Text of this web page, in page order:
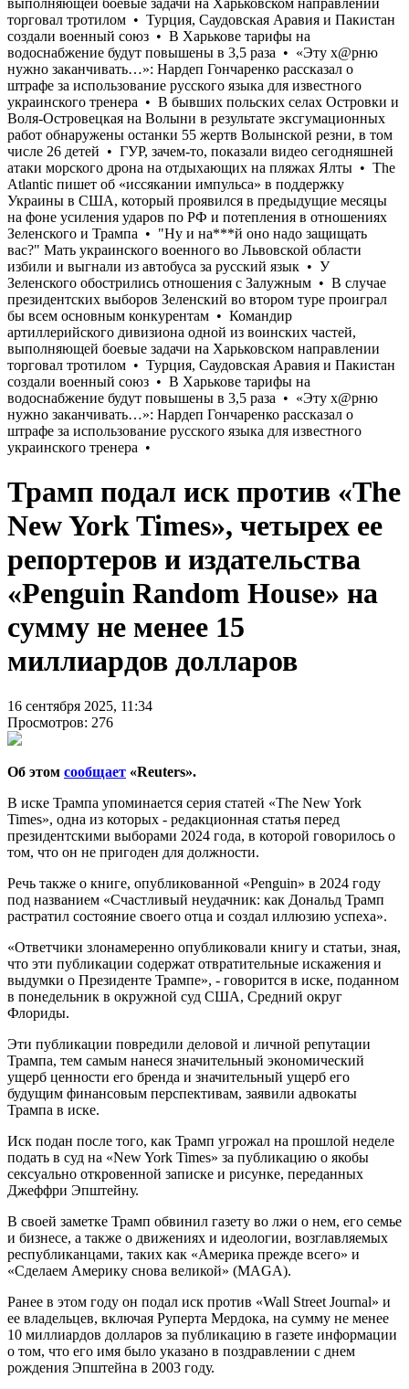
Трамп подал иск против «The
New York Times», четырех ее
репортеров и издательства
«Penguin Random House» на
сумму не менее 15
миллиардов долларов
16 сентября 2025, 11:34
Просмотров: 276
Об этом сообщает «Reuters».
В иске Трампа упоминается серия статей «The New York
Times», одна из которых - редакционная статья перед
президентскими выборами 2024 года, в которой говорилось о
том, что он не пригоден для должности.
Речь также о книге, опубликованной «Penguin» в 2024 году
под названием «Счастливый неудачник: как Дональд Трамп
растратил состояние своего отца и создал иллюзию успеха».
«Ответчики злонамеренно опубликовали книгу и статьи, зная,
что эти публикации содержат отвратительные искажения и
выдумки о Президенте Трампе», - говорится в иске, поданном
в понедельник в окружной суд США, Средний округ
Флориды.
Эти публикации повредили деловой и личной репутации
Трампа, тем самым нанеся значительный экономический
ущерб ценности его бренда и значительный ущерб его
будущим финансовым перспективам, заявили адвокаты
Трампа в иске.
Иск подан после того, как Трамп угрожал на прошлой неделе
подать в суд на «New York Times» за публикацию о якобы
сексуально откровенной записке и рисунке, переданных
Джеффри Эпштейну.
В своей заметке Трамп обвинил газету во лжи о нем, его семье
и бизнесе, а также о движениях и идеологии, возглавляемых
республиканцами, таких как «Америка прежде всего» и
«Сделаем Америку снова великой» (MAGA).
Ранее в этом году он подал иск против «Wall Street Journal» и
ее владельцев, включая Руперта Мердока, на сумму не менее
10 миллиардов долларов за публикацию в газете информации
о том, что его имя было указано в поздравлении с днем
рождения Эпштейна в 2003 году.